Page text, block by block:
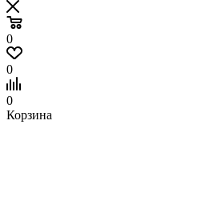
0
0
0
Корзина